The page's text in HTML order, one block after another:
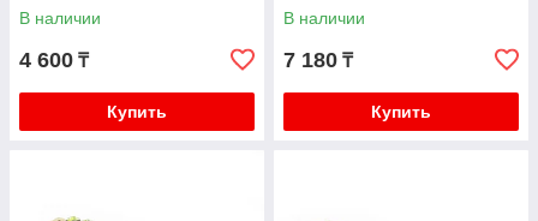
В наличии
4 600 ₸
Купить
В наличии
7 180 ₸
Купить